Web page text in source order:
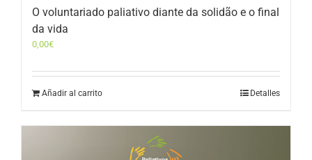
O voluntariado paliativo diante da solidão e o final
da vida
0,00€
Añadir al carrito Detalles